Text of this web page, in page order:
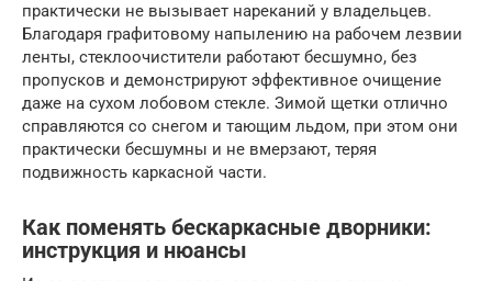
практически не вызывает нареканий у владельцев.
Благодаря графитовому напылению на рабочем лезвии
ленты, стеклоочистители работают бесшумно, без
пропусков и демонстрируют эффективное очищение
даже на сухом лобовом стекле. Зимой щетки отлично
справляются со снегом и тающим льдом, при этом они
практически бесшумны и не вмерзают, теряя
подвижность каркасной части.
Как поменять бескаркасные дворники:
инструкция и нюансы